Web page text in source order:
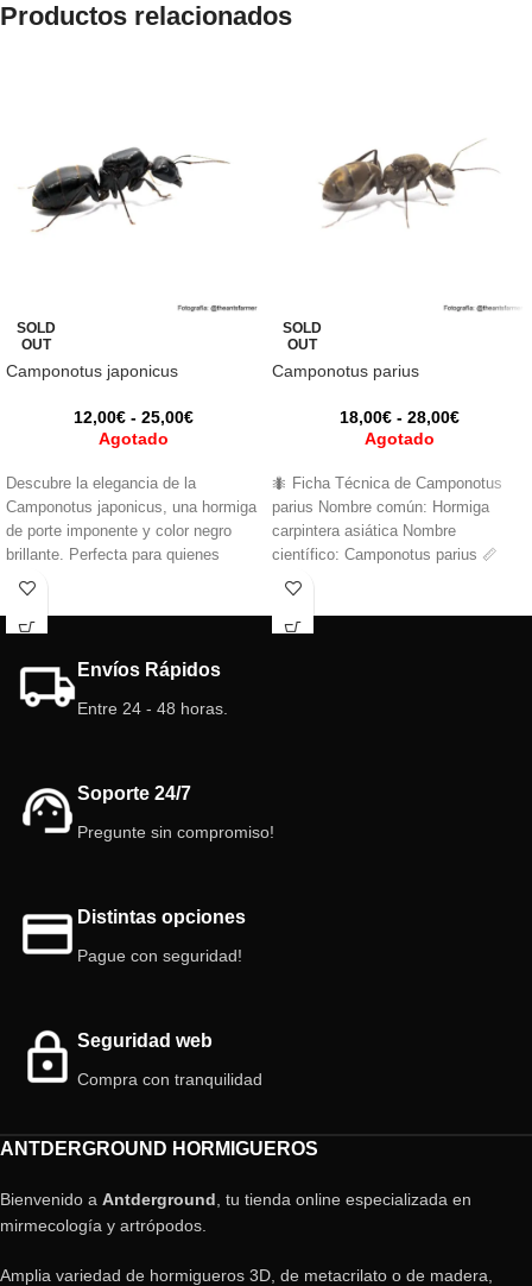
Productos relacionados
SOLD
OUT
Camponotus japonicus
12,00€ - 25,00€
Agotado
Descubre la elegancia de la
Camponotus japonicus, una hormiga
de porte imponente y color negro
brillante. Perfecta para quienes
buscan una especie activa y
a día con su organización y fuerza
SOLD
OUT
Camponotus parius
18,00€ - 28,00€
Agotado
🐜 Ficha Técnica de Camponotus
parius Nombre común: Hormiga
carpintera asiática Nombre
científico: Camponotus parius 📏
Tamaño Reina: 12–14 mm
Envíos Rápidos
Entre 24 - 48 horas.
Soporte 24/7
Pregunte sin compromiso!
Distintas opciones
Pague con seguridad!
Seguridad web
Compra con tranquilidad
ANTDERGROUND HORMIGUEROS
Bienvenido a Antderground , tu tienda online especializada en
mirmecología y artrópodos.
Amplia variedad de hormigueros 3D, de metacrilato o de madera,